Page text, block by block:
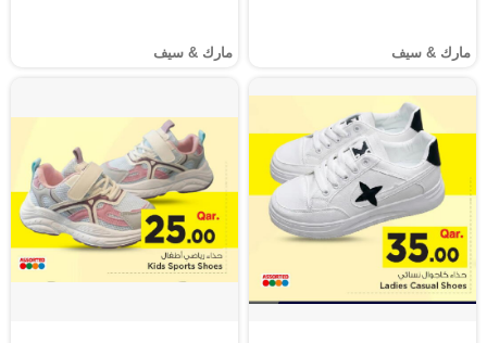
مارك & سيف مارك & سيف